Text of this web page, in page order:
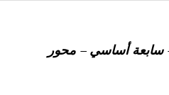
أساسي – محور